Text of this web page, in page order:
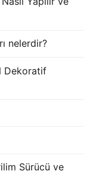
nelerdir?
Dekoratif
Sürücü ve